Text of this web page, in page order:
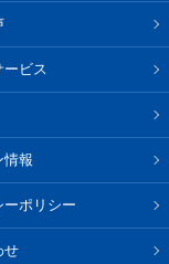
ービス
情報
ーポリシー
せ